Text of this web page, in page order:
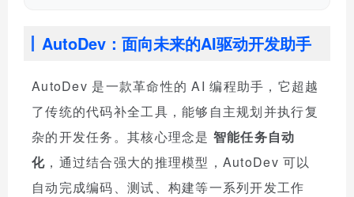
AutoDev：面向未来的AI驱动开发助手
AutoDev 是一款革命性的 AI 编程助手，它超越
了传统的代码补全工具，能够自主规划并执行复
杂的开发任务。其核心理念是 智能任务自动
化 ，通过结合强大的推理模型，AutoDev 可以
自动完成编码、测试、构建等一系列开发工作